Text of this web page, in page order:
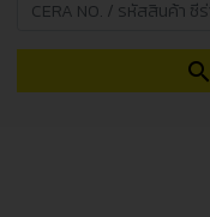
search